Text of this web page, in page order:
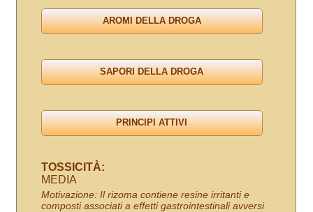
TOSSICITÀ:
MEDIA
Motivazione: Il rizoma contiene resine irritanti e
composti associati a effetti gastrointestinali avversi